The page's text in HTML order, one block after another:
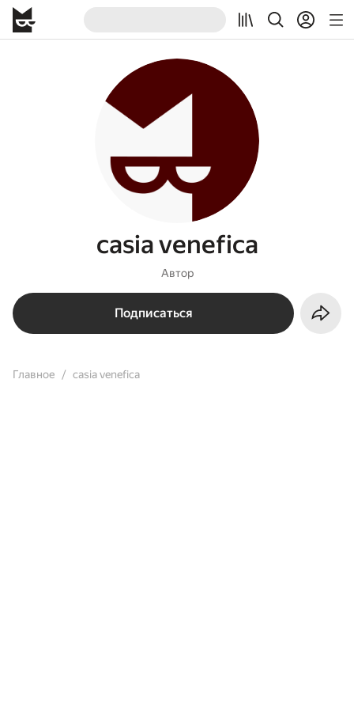
casia venefica
Автор
Подписаться
Главное casia venefica